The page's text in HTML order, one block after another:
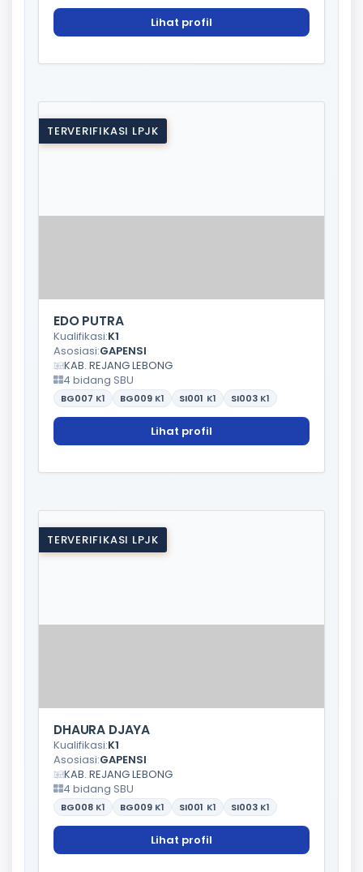
Lihat profil
TERVERIFIKASI LPJK
EDO PUTRA
Kualifikasi:K1
Asosiasi:GAPENSI
KAB. REJANG LEBONG
4 bidang SBU
BG007 K1 BG009 K1 SI001 K1 SI003 K1
Lihat profil
TERVERIFIKASI LPJK
DHAURA DJAYA
Kualifikasi:K1
Asosiasi:GAPENSI
KAB. REJANG LEBONG
4 bidang SBU
BG008 K1 BG009 K1 SI001 K1 SI003 K1
Lihat profil